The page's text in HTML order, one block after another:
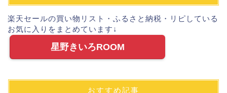
楽天セールの買い物リスト・ふるさと納税・リピしている
お気に入りをまとめています↓
星野きいろROOM
おすすめ記事